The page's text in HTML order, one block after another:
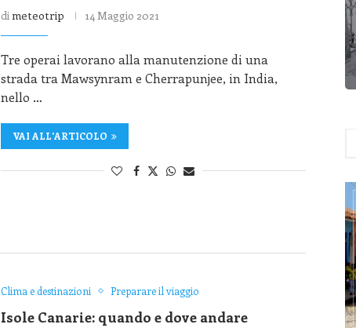
dimeteotrip 14 Maggio 2021
Tre operai lavorano alla manutenzione di una
strada tra Mawsynram e Cherrapunjee, in India,
nello …
VAI ALL'ARTICOLO
Clima e destinazioni Preparare il viaggio
Isole Canarie: quando e dove andare